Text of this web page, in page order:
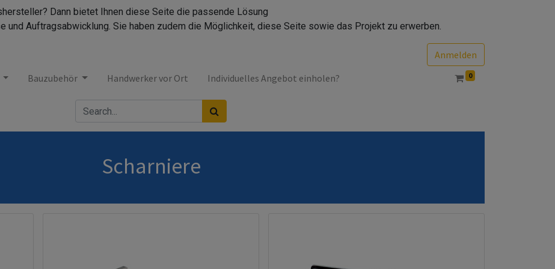
Dann bietet Ihnen diese Seite die passende Lösung
und Auftragsabwicklung. Sie haben zudem die Möglichkeit, diese Seite sowie das Projekt zu erwerben.
Anmelden
Bauzubehör Handwerker vor Ort Individuelles Angebot einholen? 0
Scharniere